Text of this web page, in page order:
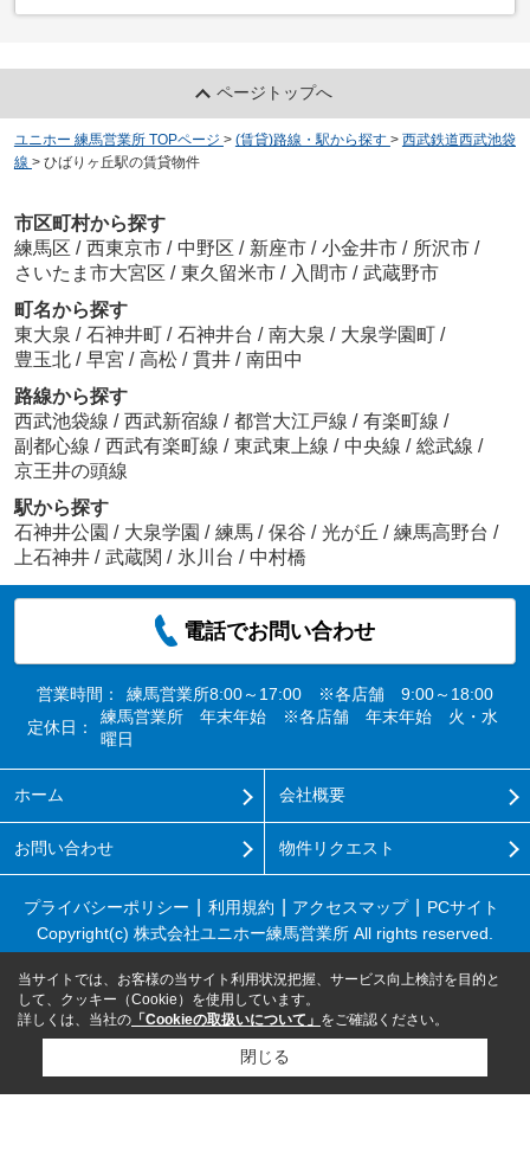
ページトップへ
ユニホー 練馬営業所 TOPページ > (賃貸)路線・駅から探す > 西武鉄道西武池袋
線 > ひばりヶ丘駅の賃貸物件
市区町村から探す
練馬区 / 西東京市 / 中野区 / 新座市 / 小金井市 / 所沢市 /
さいたま市大宮区 / 東久留米市 / 入間市 / 武蔵野市
町名から探す
東大泉 / 石神井町 / 石神井台 / 南大泉 / 大泉学園町 /
豊玉北 / 早宮 / 高松 / 貫井 / 南田中
路線から探す
西武池袋線 / 西武新宿線 / 都営大江戸線 / 有楽町線 /
副都心線 / 西武有楽町線 / 東武東上線 / 中央線 / 総武線 /
京王井の頭線
駅から探す
石神井公園 / 大泉学園 / 練馬 / 保谷 / 光が丘 / 練馬高野台 /
上石神井 / 武蔵関 / 氷川台 / 中村橋
電話でお問い合わせ
営業時間：
練馬営業所8:00～17:00 ※各店舗 9:00～18:00
定休日：
練馬営業所 年末年始 ※各店舗 年末年始 火・水
曜日
ホーム 会社概要
お問い合わせ 物件リクエスト
プライバシーポリシー 利用規約 アクセスマップ
PCサイト
Copyright(c) 株式会社ユニホー練馬営業所 All rights reserved.
当サイトでは、お客様の当サイト利用状況把握、サービス向上検討を目的と
して、クッキー（Cookie）を使用しています。
詳しくは、当社の 「Cookieの取扱いについて」 をご確認ください。
閉じる